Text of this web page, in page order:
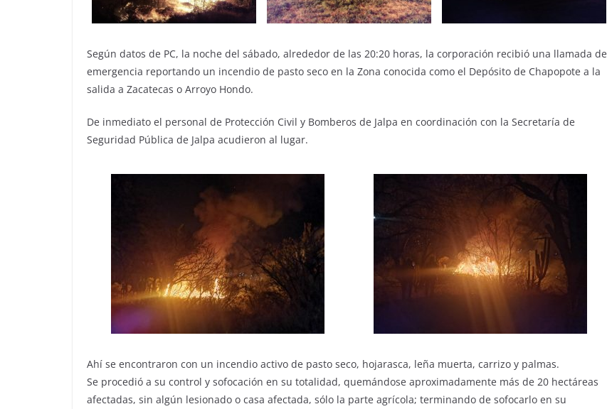
Según datos de PC, la noche del sábado, alrededor de las 20:20 horas, la corporación recibió una llamada de
emergencia reportando un incendio de pasto seco en la Zona conocida como el Depósito de Chapopote a la
salida a Zacatecas o Arroyo Hondo.
De inmediato el personal de Protección Civil y Bomberos de Jalpa en coordinación con la Secretaría de
Seguridad Pública de Jalpa acudieron al lugar.
Ahí se encontraron con un incendio activo de pasto seco, hojarasca, leña muerta, carrizo y palmas.
Se procedió a su control y sofocación en su totalidad, quemándose aproximadamente más de 20 hectáreas
afectadas, sin algún lesionado o casa afectada, sólo la parte agrícola; terminando de sofocarlo en su